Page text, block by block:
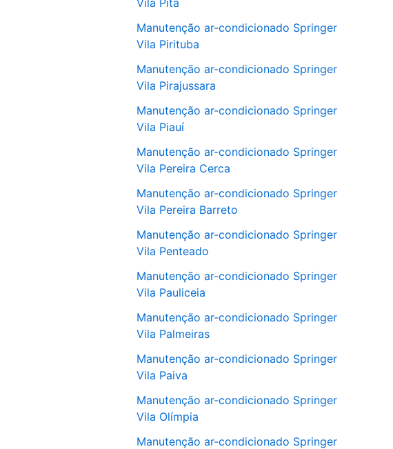
Vila Pita
Manutenção ar-condicionado Springer
Vila Pirituba
Manutenção ar-condicionado Springer
Vila Pirajussara
Manutenção ar-condicionado Springer
Vila Piauí
Manutenção ar-condicionado Springer
Vila Pereira Cerca
Manutenção ar-condicionado Springer
Vila Pereira Barreto
Manutenção ar-condicionado Springer
Vila Penteado
Manutenção ar-condicionado Springer
Vila Pauliceia
Manutenção ar-condicionado Springer
Vila Palmeiras
Manutenção ar-condicionado Springer
Vila Paiva
Manutenção ar-condicionado Springer
Vila Olímpia
Manutenção ar-condicionado Springer